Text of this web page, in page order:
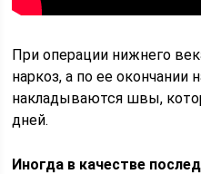
При операции нижнего
наркоз, а по ее окончании
накладываются швы,
дней.
Иногда в качестве